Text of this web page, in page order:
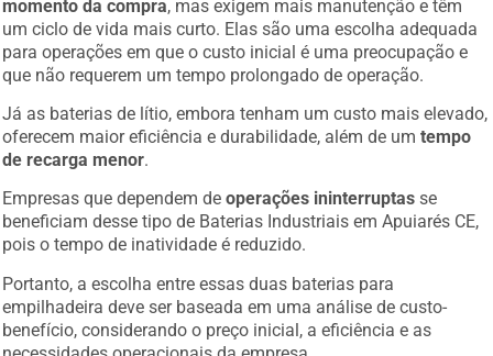
um ciclo de vida mais curto. Elas são uma escolha adequada
para operações em que o custo inicial é uma preocupação e
que não requerem um tempo prolongado de operação.
Já as baterias de lítio, embora tenham um custo mais elevado,
oferecem maior eficiência e durabilidade, além de umtempo
de recarga menor
Empresas que dependem de operações ininterruptas se
beneficiam desse tipo de Baterias Industriais em Apuiarés CE,
pois o tempo de inatividade é reduzido.
Portanto, a escolha entre essas duas baterias para
empilhadeira deve ser baseada em uma análise de custo-
benefício, considerando o preço inicial, a eficiência e as
necessidades operacionais da empresa.